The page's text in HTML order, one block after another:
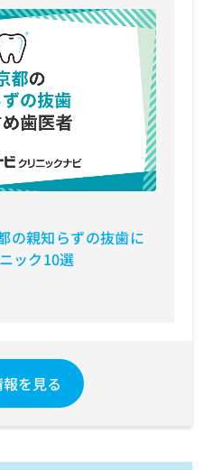
の親知らずの抜歯に
ック10選
を見る